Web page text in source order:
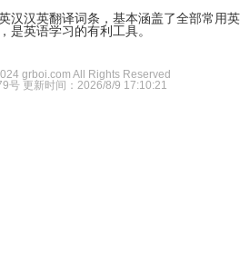
汉汉英翻译词条，基本涵盖了全部常用英
是英语学习的有利工具。
grboi.com All Rights Reserved
号 更新时间：2026/8/9 17:10:21